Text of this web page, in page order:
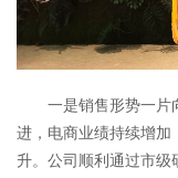
一是销售形势一片向
进，电商业绩持续增加
升。公司顺利通过市